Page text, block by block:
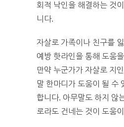
회적 낙인을 해결하는 것
니다.
자살로 가족이나 친구를
예방 핫라인을 통해 도움
만약 누군가가 자살로 지
말 한마디가 도움이 될 수
합니다. 아무말도 하지 않
로라도 건네는 것이 도움